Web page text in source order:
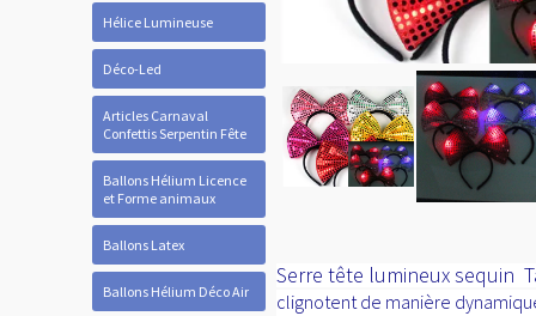
Hélice Lumineuse
Déco-Led
Articles Carnaval
Confettis Serpentin Fête
Ballons Hélium Licence
et Forme animaux
Ballons Latex
Ballons Hélium Déco Air
Serre tête lumineux sequin
clignotent de manière